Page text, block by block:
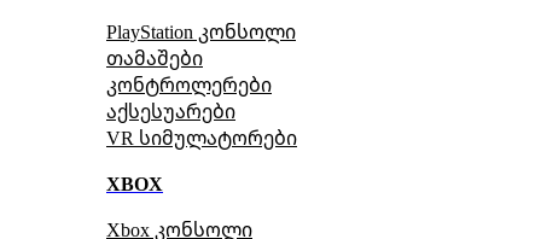
PlayStation კონსოლი
თამაშები
კონტროლერები
აქსესუარები
VR სიმულატორები
XBOX
Xbox კონსოლი